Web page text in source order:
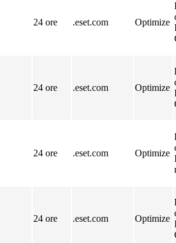
24 ore .eset.com Optimize
24 ore .eset.com Optimize
24 ore .eset.com Optimize
24 ore .eset.com Optimize